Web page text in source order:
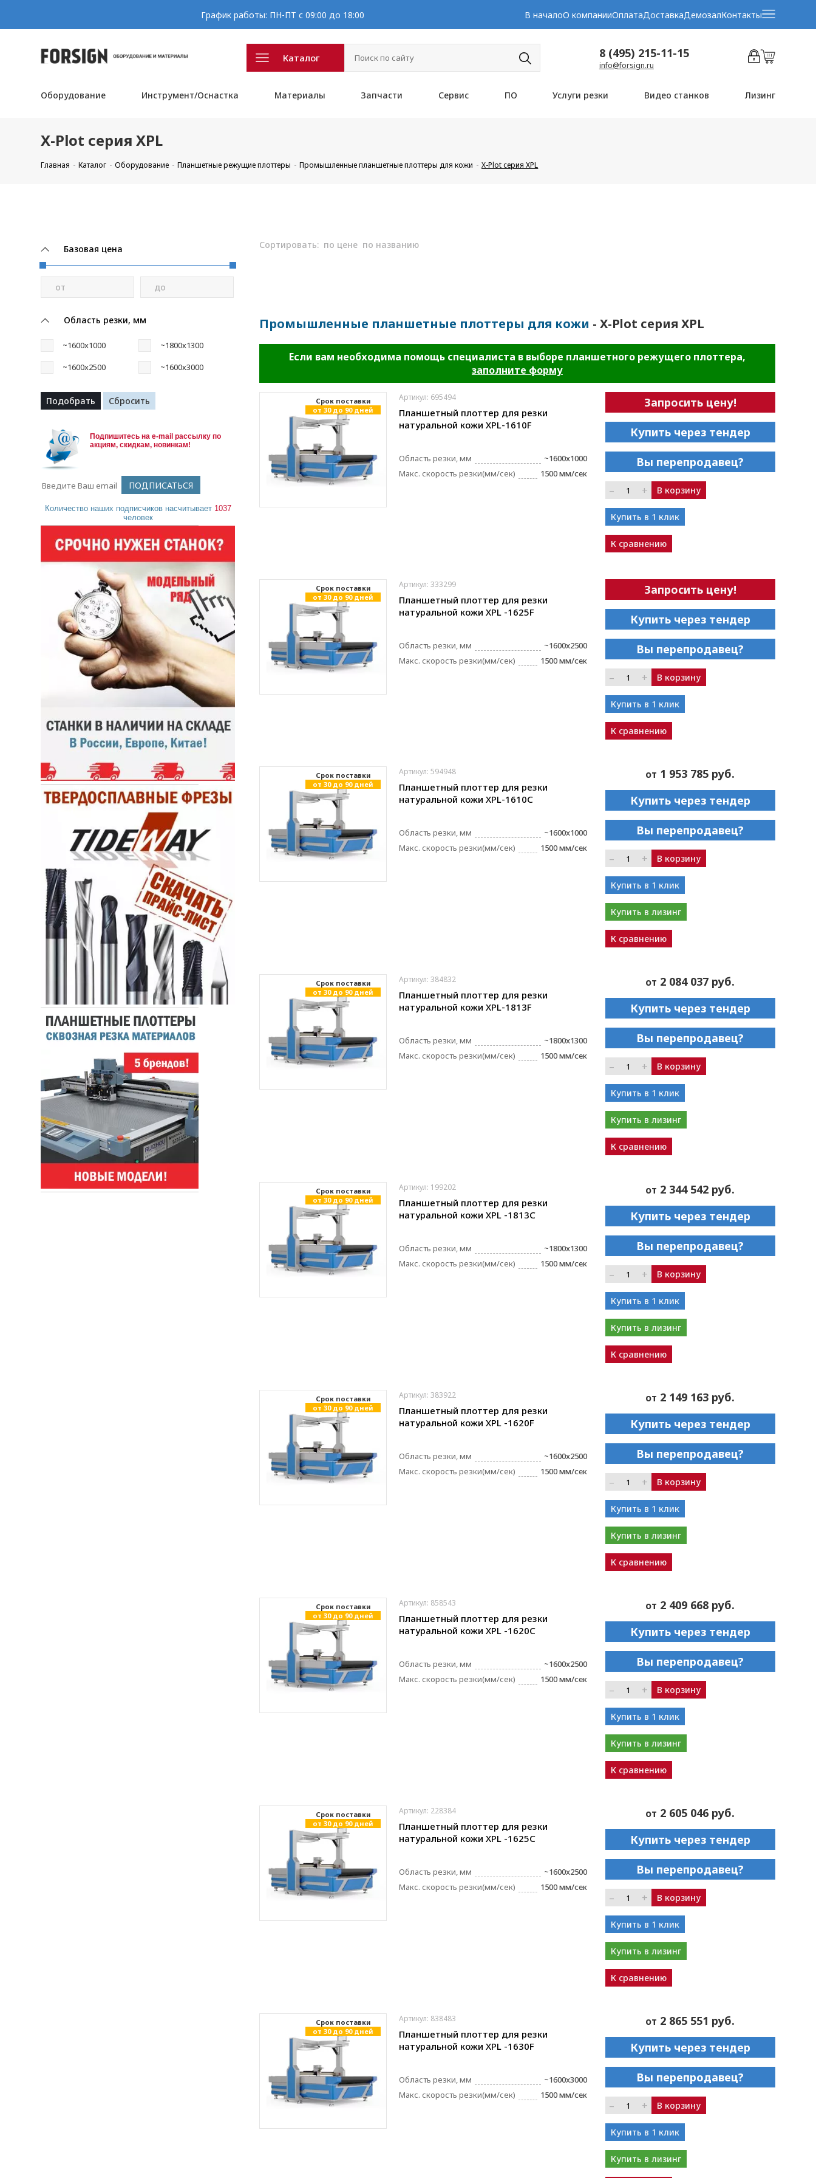
График работы: ПН-ПТ с 09:00 до 18:00 В началоО компанииОплатаДоставкаДемозалКонтакты
Каталог 8 (495) 215-11-15
info@forsign.ru
Оборудование Инструмент/Оснастка Материалы Запчасти Сервис ПО Услуги резки Видео станков Лизинг
X-Plot серия XPL
Главная Каталог Оборудование Планшетные режущие плоттеры Промышленные планшетные плоттеры для кожи X-Plot серия XPL
Базовая цена
от до
Область резки, мм
~1600x1000
~1800x1300
~1600x2500
~1600x3000
Подпишитесь на e-mail рассылку по
акциям, скидкам, новинкам!
Количество наших подписчиков насчитывает 1037
человек
Сортировать: по цене по названию
Промышленные планшетные плоттеры для кожи - X-Plot серия XPL
Если вам необходима помощь специалиста в выборе планшетного режущего плоттера,
заполните форму
Cрок поставки
от 30 до 90 дней
Артикул: 695494
Планшетный плоттер для резки
натуральной кожи XPL-1610F
Область резки, мм
~1600x1000
Макс. скорость резки(мм/сек)
1500 мм/сек
Запросить цену!
Купить через тендер
Вы перепродавец?
– + В корзину
Купить в 1 клик
К сравнению
Cрок поставки
от 30 до 90 дней
Артикул: 333299
Планшетный плоттер для резки
натуральной кожи XPL -1625F
Область резки, мм
~1600x2500
Макс. скорость резки(мм/сек)
1500 мм/сек
Запросить цену!
Купить через тендер
Вы перепродавец?
– + В корзину
Купить в 1 клик
К сравнению
Cрок поставки
от 30 до 90 дней
Артикул: 594948
Планшетный плоттер для резки
натуральной кожи XPL-1610C
Область резки, мм
~1600x1000
Макс. скорость резки(мм/сек)
1500 мм/сек
от 1 953 785 руб.
Купить через тендер
Вы перепродавец?
– + В корзину
Купить в 1 клик
Купить в лизинг
К сравнению
Cрок поставки
от 30 до 90 дней
Артикул: 384832
Планшетный плоттер для резки
натуральной кожи XPL-1813F
Область резки, мм
~1800x1300
Макс. скорость резки(мм/сек)
1500 мм/сек
от 2 084 037 руб.
Купить через тендер
Вы перепродавец?
– + В корзину
Купить в 1 клик
Купить в лизинг
К сравнению
Cрок поставки
от 30 до 90 дней
Артикул: 199202
Планшетный плоттер для резки
натуральной кожи XPL -1813C
Область резки, мм
~1800x1300
Макс. скорость резки(мм/сек)
1500 мм/сек
от 2 344 542 руб.
Купить через тендер
Вы перепродавец?
– + В корзину
Купить в 1 клик
Купить в лизинг
К сравнению
Cрок поставки
от 30 до 90 дней
Артикул: 383922
Планшетный плоттер для резки
натуральной кожи XPL -1620F
Область резки, мм
~1600x2500
Макс. скорость резки(мм/сек)
1500 мм/сек
от 2 149 163 руб.
Купить через тендер
Вы перепродавец?
– + В корзину
Купить в 1 клик
Купить в лизинг
К сравнению
Cрок поставки
от 30 до 90 дней
Артикул: 858543
Планшетный плоттер для резки
натуральной кожи XPL -1620C
Область резки, мм
~1600x2500
Макс. скорость резки(мм/сек)
1500 мм/сек
от 2 409 668 руб.
Купить через тендер
Вы перепродавец?
– + В корзину
Купить в 1 клик
Купить в лизинг
К сравнению
Cрок поставки
от 30 до 90 дней
Артикул: 228384
Планшетный плоттер для резки
натуральной кожи XPL -1625C
Область резки, мм
~1600x2500
Макс. скорость резки(мм/сек)
1500 мм/сек
от 2 605 046 руб.
Купить через тендер
Вы перепродавец?
– + В корзину
Купить в 1 клик
Купить в лизинг
К сравнению
Cрок поставки
от 30 до 90 дней
Артикул: 838483
Планшетный плоттер для резки
натуральной кожи XPL -1630F
Область резки, мм
~1600x3000
Макс. скорость резки(мм/сек)
1500 мм/сек
от 2 865 551 руб.
Купить через тендер
Вы перепродавец?
– + В корзину
Купить в 1 клик
Купить в лизинг